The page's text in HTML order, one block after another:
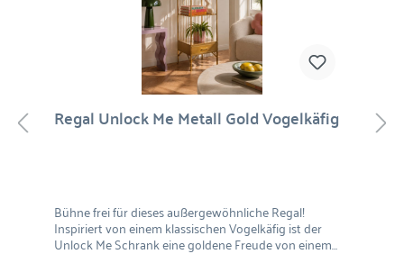
Regal Unlock Me Metall Gold Vogelkäfig
Bühne frei für dieses außergewöhnliche Regal!
Inspiriert von einem klassischen Vogelkäfig ist der
Unlock Me Schrank eine goldene Freude von einem